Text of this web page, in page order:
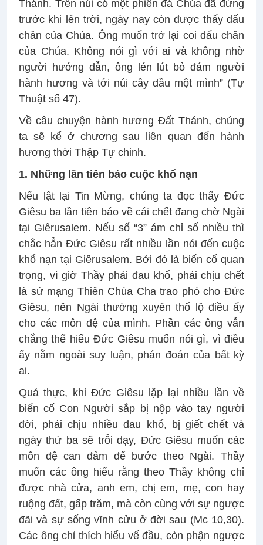
Thánh. Trên núi có một phiến đá Chúa đã đứng
trước khi lên trời, ngày nay còn được thấy dấu
chân của Chúa. Ông muốn trở lại coi dấu chân
của Chúa. Không nói gì với ai và không nhờ
người hướng dẫn, ông lén lút bỏ đám người
hành hương và tới núi cây dầu một mình” (Tự
Thuật số 47).
Về câu chuyện hành hương Đất Thánh, chúng
ta sẽ kể ở chương sau liên quan đến hành
hương thời Thập Tự chinh.
1. Những lần tiên báo cuộc khổ nạn
Nếu lật lại Tin Mừng, chúng ta đọc thấy Đức
Giêsu ba lần tiên báo về cái chết đang chờ Ngài
tại Giêrusalem. Nếu số “3” ám chỉ số nhiều thì
chắc hẳn Đức Giêsu rất nhiều lần nói đến cuộc
khổ nạn tại Giêrusalem. Bởi đó là biến cố quan
trọng, vì giờ Thầy phải đau khổ, phải chịu chết
là sứ mạng Thiên Chúa Cha trao phó cho Đức
Giêsu, nên Ngài thường xuyên thổ lộ điều ấy
cho các môn đệ của mình. Phần các ông vẫn
chẳng thể hiểu Đức Giêsu muốn nói gì, vì điều
ấy nằm ngoài suy luận, phán đoán của bất kỳ
ai.
Quả thực, khi Đức Giêsu lặp lại nhiều lần về
biến cố Con Người sắp bị nộp vào tay người
đời, phải chịu nhiều đau khổ, bị giết chết và
ngày thứ ba sẽ trỗi dạy, Đức Giêsu muốn các
môn đệ can đảm để bước theo Ngài. Thầy
muốn các ông hiểu rằng theo Thầy không chỉ
được nhà cửa, anh em, chị em, mẹ, con hay
ruộng đất, gấp trăm, mà còn cùng với sự ngược
đãi và sự sống vĩnh cửu ở đời sau (Mc 10,30).
Các ông chỉ thích hiểu vế đầu, còn phận ngược